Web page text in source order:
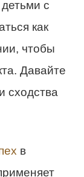
с
как
чтобы
Давайте
сходства
в